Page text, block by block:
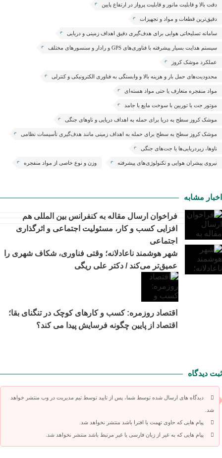
دقت بالا و قابلیت مانور و قابلیت پرواز در ارتفاع پایین
دقیق‌ترین قطعات و مواد و تجهیزات
سامانه تسلیحاتی هوایی برای هدف‌گیری دقیق اهداف زمینی و دریایی
سیستم هدایت بسیار پیشرفته با فناوری‌های GPS و رادار و سنسورهای مختلف
عملکرد موشک کروز
محدودیت‌های حمل بار و هزینه بالا و وابستگی به فناوری الکترونیکی و کنترلی
مواد منفجره متعارف یا حتی مواد هسته‌ای
موتور جت یا توربین با سوخت مایع یا جامد
موشک کروز سطح به دریا برای حمله به اهداف دریایی و ناوهای جنگی
موشک کروز سطح به سطح برای حمله به اهداف زمینی مانند هدف‌گیری تأسیسات نظامی
و غیرنظامی
ناوها، زیردریایی‌ها یا جت‌های جنگی
نیروی پیشران هوایی و تکنولوژی‌های پیشرفته وزن و نوع خاصی از مواد منفجره
اخبار مشابه
فراخوان ارسال مقاله به کنفرانس بین المللی هم
افزایی کسب و کار، مسئولیت اجتماعی و اثرگذاری
اجتماعی
شهر هوشمند ناعادلانه؛ وقتی فناوری، شکاف شهری را
عمیق‌تر می‌کند / دکتر علی ریگی
اقتصاد روزمره: کسب‌ و کارهای کوچک در تنگنای بقا؛
اقتصاد از پایین چگونه فرسایش پیدا می کند؟
ثبت دیدگاه
دیدگاه های ارسال شده توسط شما، پس از تایید توسط تیم مدیریت در وب منتشر خواهد
شد.
پیام هایی که حاوی تهمت یا افترا باشد منتشر نخواهد شد.
پیام هایی که به غیر از زبان فارسی یا غیر مرتبط باشد منتشر نخواهد شد.